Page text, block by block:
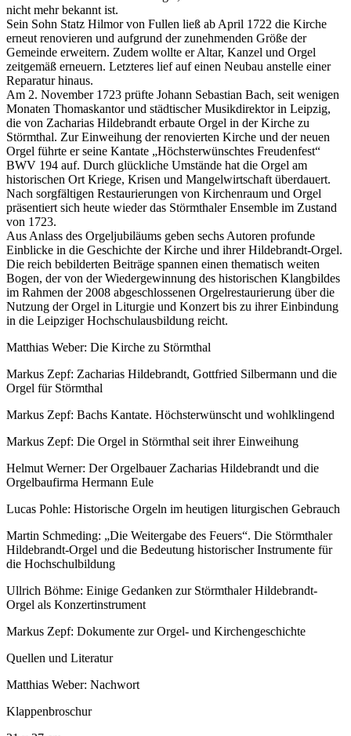
nicht mehr bekannt ist.
Sein Sohn Statz Hilmor von Fullen ließ ab April 1722 die Kirche
erneut renovieren und aufgrund der zunehmenden Größe der
Gemeinde erweitern. Zudem wollte er Altar, Kanzel und Orgel
zeitgemäß erneuern. Letzteres lief auf einen Neubau anstelle einer
Reparatur hinaus.
Am 2. November 1723 prüfte Johann Sebastian Bach, seit wenigen
Monaten Thomaskantor und städtischer Musikdirektor in Leipzig,
die von Zacharias Hildebrandt erbaute Orgel in der Kirche zu
Störmthal. Zur Einweihung der renovierten Kirche und der neuen
Orgel führte er seine Kantate „Höchsterwünschtes Freudenfest“
BWV 194 auf. Durch glückliche Umstände hat die Orgel am
historischen Ort Kriege, Krisen und Mangelwirtschaft überdauert.
Nach sorgfältigen Restaurierungen von Kirchenraum und Orgel
präsentiert sich heute wieder das Störmthaler Ensemble im Zustand
von 1723.
Aus Anlass des Orgeljubiläums geben sechs Autoren profunde
Einblicke in die Geschichte der Kirche und ihrer Hildebrandt-Orgel.
Die reich bebilderten Beiträge spannen einen thematisch weiten
Bogen, der von der Wiedergewinnung des historischen Klangbildes
im Rahmen der 2008 abgeschlossenen Orgelrestaurierung über die
Nutzung der Orgel in Liturgie und Konzert bis zu ihrer Einbindung
in die Leipziger Hochschulausbildung reicht.
Matthias Weber: Die Kirche zu Störmthal
Markus Zepf: Zacharias Hildebrandt, Gottfried Silbermann und die
Orgel für Störmthal
Markus Zepf: Bachs Kantate. Höchsterwünscht und wohlklingend
Markus Zepf: Die Orgel in Störmthal seit ihrer Einweihung
Helmut Werner: Der Orgelbauer Zacharias Hildebrandt und die
Orgelbaufirma Hermann Eule
Lucas Pohle: Historische Orgeln im heutigen liturgischen Gebrauch
Martin Schmeding: „Die Weitergabe des Feuers“. Die Störmthaler
Hildebrandt-Orgel und die Bedeutung historischer Instrumente für
die Hochschulbildung
Ullrich Böhme: Einige Gedanken zur Störmthaler Hildebrandt-
Orgel als Konzertinstrument
Markus Zepf: Dokumente zur Orgel- und Kirchengeschichte
Quellen und Literatur
Matthias Weber: Nachwort
Klappenbroschur